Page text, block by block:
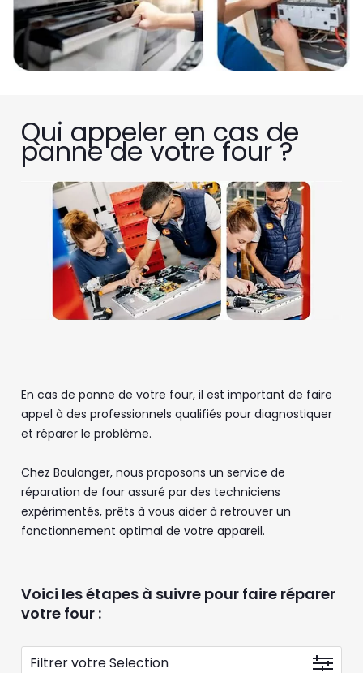
Qui appeler en cas de
panne de votre four ?
En cas de panne de votre four, il est important de faire
appel à des professionnels qualifiés pour diagnostiquer
et réparer le problème.
Chez Boulanger, nous proposons un service de
réparation de four assuré par des techniciens
expérimentés, prêts à vous aider à retrouver un
fonctionnement optimal de votre appareil.
Voici les étapes à suivre pour faire réparer
votre four :
Filtrer votre Selection